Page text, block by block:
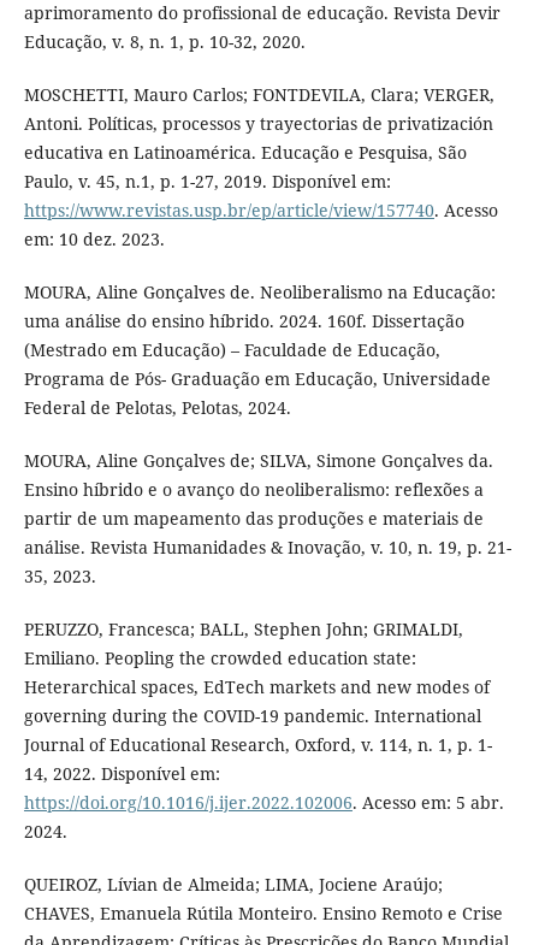
aprimoramento do profissional de educação. Revista Devir
Educação, v. 8, n. 1, p. 10-32, 2020.
MOSCHETTI, Mauro Carlos; FONTDEVILA, Clara; VERGER,
Antoni. Políticas, processos y trayectorias de privatización
educativa en Latinoamérica. Educação e Pesquisa, São
Paulo, v. 45, n.1, p. 1-27, 2019. Disponível em:
https://www.revistas.usp.br/ep/article/view/157740. Acesso
em: 10 dez. 2023.
MOURA, Aline Gonçalves de. Neoliberalismo na Educação:
uma análise do ensino híbrido. 2024. 160f. Dissertação
(Mestrado em Educação) – Faculdade de Educação,
Programa de Pós- Graduação em Educação, Universidade
Federal de Pelotas, Pelotas, 2024.
MOURA, Aline Gonçalves de; SILVA, Simone Gonçalves da.
Ensino híbrido e o avanço do neoliberalismo: reflexões a
partir de um mapeamento das produções e materiais de
análise. Revista Humanidades & Inovação, v. 10, n. 19, p. 21-
35, 2023.
PERUZZO, Francesca; BALL, Stephen John; GRIMALDI,
Emiliano. Peopling the crowded education state:
Heterarchical spaces, EdTech markets and new modes of
governing during the COVID-19 pandemic. International
Journal of Educational Research, Oxford, v. 114, n. 1, p. 1-
14, 2022. Disponível em:
https://doi.org/10.1016/j.ijer.2022.102006. Acesso em: 5 abr.
2024.
QUEIROZ, Lívian de Almeida; LIMA, Jociene Araújo;
CHAVES, Emanuela Rútila Monteiro. Ensino Remoto e Crise